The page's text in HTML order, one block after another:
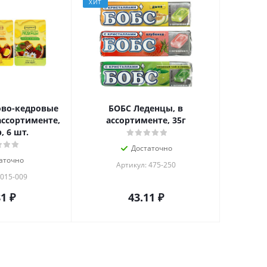
кедровые
6 шт.
009
₽
ХИТ
БОБС Леденцы, в
ассортименте, 35г
Достаточно
Артикул: 475-250
43.11 ₽